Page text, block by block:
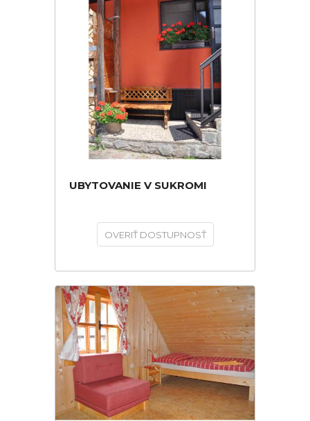
UBYTOVANIE V SUKROMI
OVERIŤ DOSTUPNOSŤ